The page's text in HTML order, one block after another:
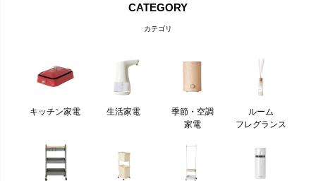
CATEGORY
カテゴリ
キッチン家電 生活家電
季節・空調
家電
ルーム
フレグランス